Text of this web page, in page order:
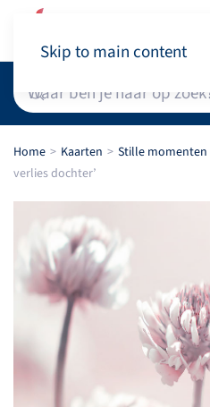
Skip to main content
Home Kaarten Stille momenten
verlies dochter’